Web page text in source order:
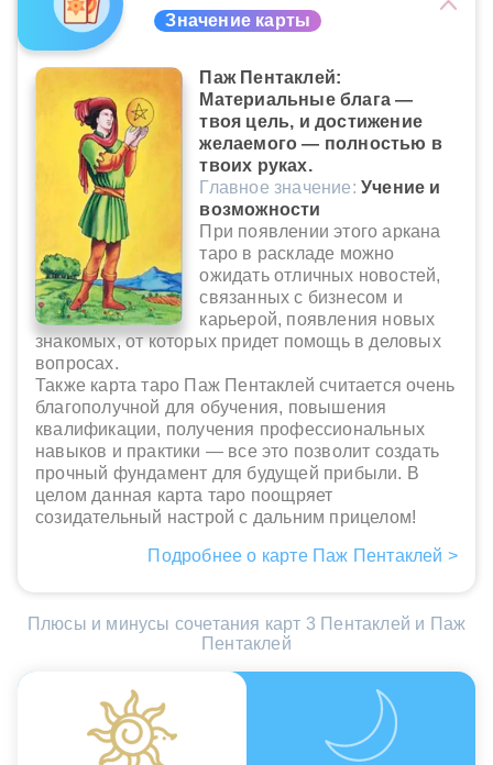
Значение карты
Паж Пентаклей:
Материальные блага —
твоя цель, и достижение
желаемого — полностью в
твоих руках.
Главное значение: Учение и
возможности
При появлении этого аркана
таро в раскладе можно
ожидать отличных новостей,
связанных с бизнесом и
карьерой, появления новых
знакомых, от которых придет помощь в деловых
вопросах.
Также карта таро Паж Пентаклей считается очень
благополучной для обучения, повышения
квалификации, получения профессиональных
навыков и практики — все это позволит создать
прочный фундамент для будущей прибыли. В
целом данная карта таро поощряет
созидательный настрой с дальним прицелом!
Подробнее о карте Паж Пентаклей >
Плюсы и минусы сочетания карт 3 Пентаклей и Паж
Пентаклей